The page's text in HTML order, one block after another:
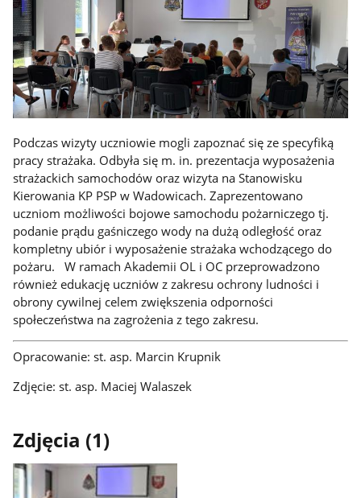
Podczas wizyty uczniowie mogli zapoznać się ze specyfiką
pracy strażaka. Odbyła się m. in. prezentacja wyposażenia
strażackich samochodów oraz wizyta na Stanowisku
Kierowania KP PSP w Wadowicach. Zaprezentowano
uczniom możliwości bojowe samochodu pożarniczego tj.
podanie prądu gaśniczego wody na dużą odległość oraz
kompletny ubiór i wyposażenie strażaka wchodzącego do
pożaru. W ramach Akademii OL i OC przeprowadzono
również edukację uczniów z zakresu ochrony ludności i
obrony cywilnej celem zwiększenia odporności
społeczeństwa na zagrożenia z tego zakresu.
Opracowanie: st. asp. Marcin Krupnik
Zdjęcie: st. asp. Maciej Walaszek
Zdjęcia (1)